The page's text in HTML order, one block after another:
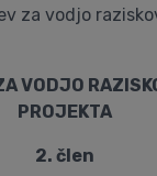
za vodjo
VODJO
PROJEKTA
2. člen